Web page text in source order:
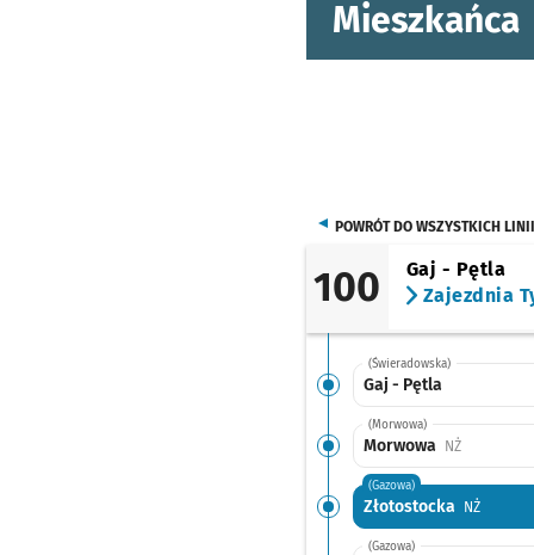
Mieszkańca
POWRÓT DO WSZYSTKICH LINII
100
Gaj - Pętla
Zajezdnia
(Świeradowska)
Gaj - Pętla
(Morwowa)
Morwowa NŻPrzystanek
(Gazowa)
Złotostocka NŻ
(Gazowa)